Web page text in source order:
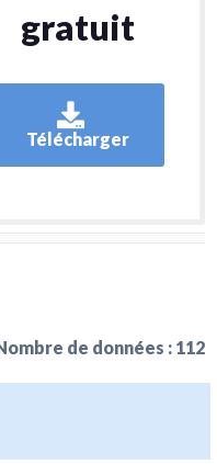
gratuit
Télécharger
de données : 112